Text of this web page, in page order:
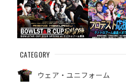
CATEGORY
ウェア・ユニフォーム